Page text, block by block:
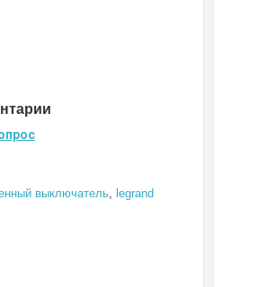
выключатель, legrand